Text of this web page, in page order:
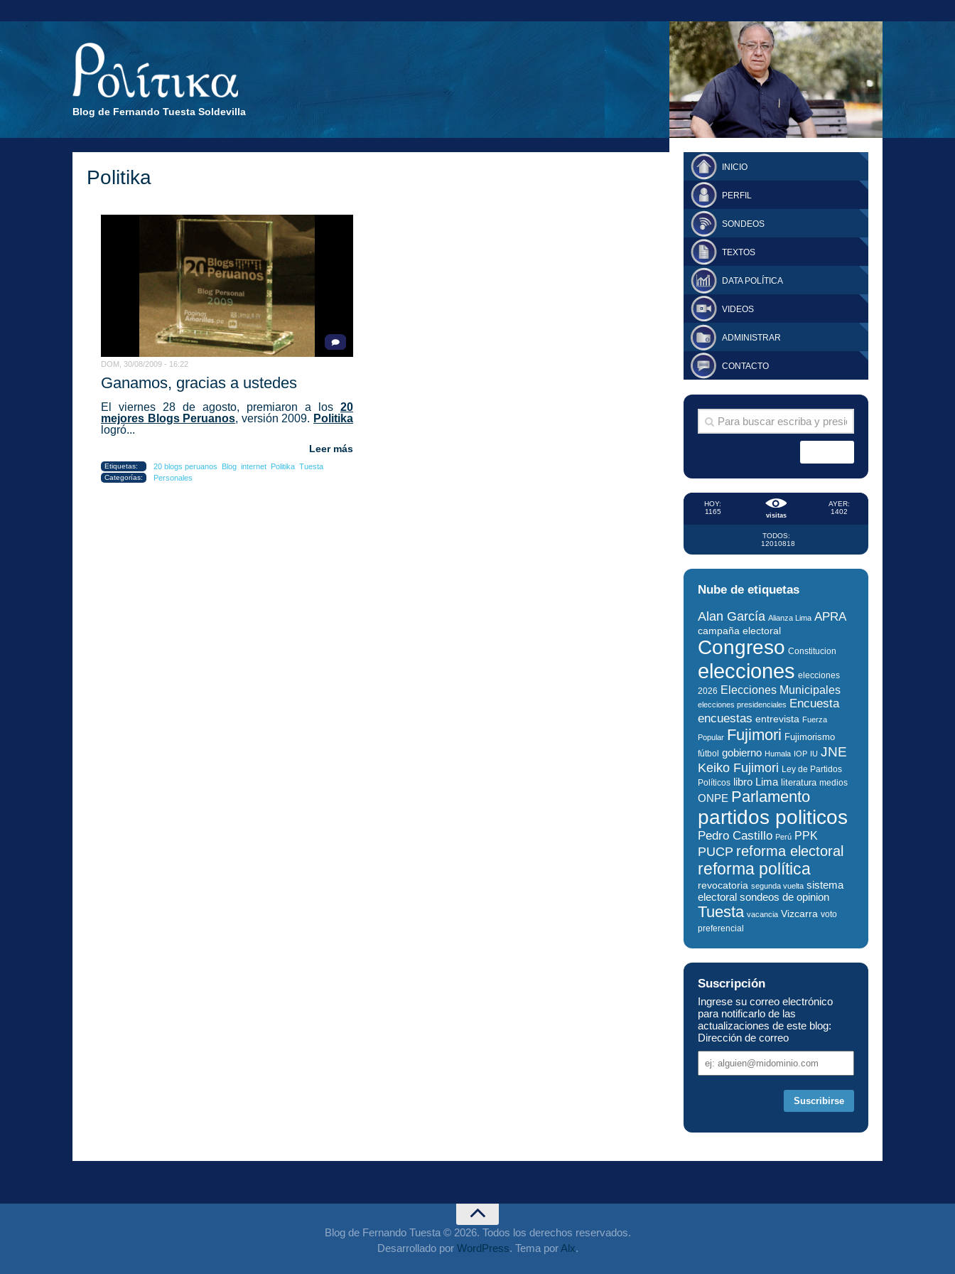
Blog de Fernando Tuesta Soldevilla
FERNANDO TUESTA SUPLEMENTO
DOMINGO
Politika
DOM, 30/08/2009 - 16:22
Ganamos, gracias a ustedes
El viernes 28 de agosto, premiaron a los 20
mejores Blogs Peruanos, versión 2009. Politika
logró...
Leer más
Etiquetas: 20 blogs peruanos Blog internet Politika Tuesta
Categorías: Personales
INICIO
PERFIL
SONDEOS
TEXTOS
DATA POLÍTICA
VIDEOS
ADMINISTRAR
CONTACTO
visitas
HOY:
1165
AYER:
1402
TODOS:
12010818
Nube de etiquetas
Alan García Alianza Lima APRA
campaña electoral
Congreso Constitucion
elecciones elecciones
2026 Elecciones Municipales
elecciones presidenciales Encuesta
encuestas entrevista Fuerza
Popular Fujimori Fujimorismo
fútbol gobierno Humala IOP IU JNE
Keiko Fujimori Ley de Partidos
Políticos libro Lima literatura medios
ONPE Parlamento
partidos politicos
Pedro Castillo Perú PPK
PUCP reforma electoral
reforma política
revocatoria segunda vuelta sistema
electoral sondeos de opinion
Tuesta vacancia Vizcarra voto
preferencial
Suscripción
Ingrese su correo electrónico
para notificarlo de las
actualizaciones de este blog:
Dirección de correo
de
Blog de Fernando Tuesta © 2026. Todos los derechos reservados.
Desarrollado por WordPress. Tema porAlx.